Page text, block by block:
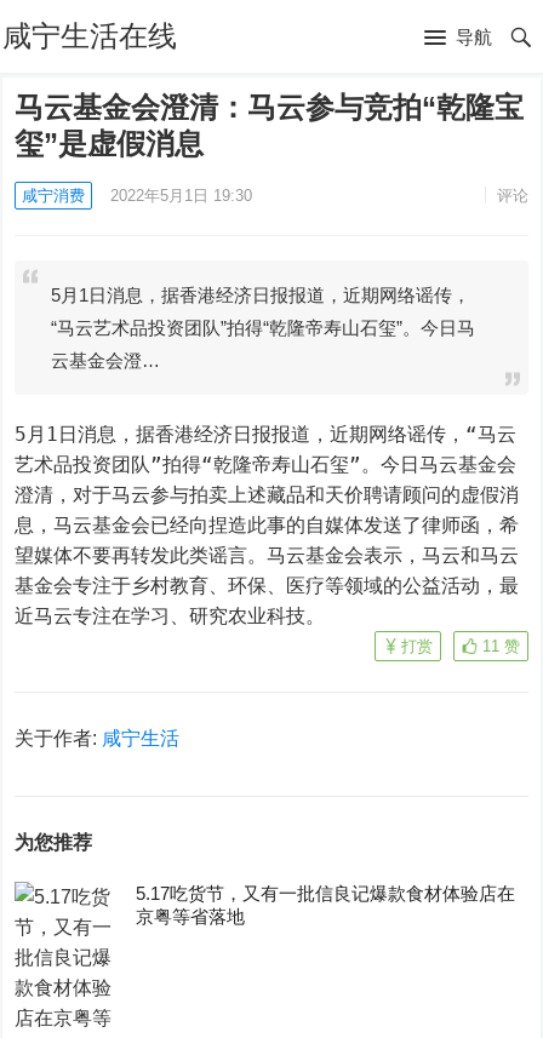
咸宁生活在线 导航
马云基金会澄清：马云参与竞拍“乾隆宝
玺”是虚假消息
咸宁消费 2022年5月1日 19:30 评论
5月1日消息，据香港经济日报报道，近期网络谣传，
“马云艺术品投资团队”拍得“乾隆帝寿山石玺”。今日马
云基金会澄…
5月1日消息，据香港经济日报报道，近期网络谣传，“马云
艺术品投资团队”拍得“乾隆帝寿山石玺”。今日马云基金会
澄清，对于马云参与拍卖上述藏品和天价聘请顾问的虚假消
息，马云基金会已经向捏造此事的自媒体发送了律师函，希
望媒体不要再转发此类谣言。马云基金会表示，马云和马云
基金会专注于乡村教育、环保、医疗等领域的公益活动，最
近马云专注在学习、研究农业科技。
11 赞
打赏
关于作者: 咸宁生活
为您推荐
5.17吃货节，又有一批信良记爆款食材体验店在
京粤等省落地